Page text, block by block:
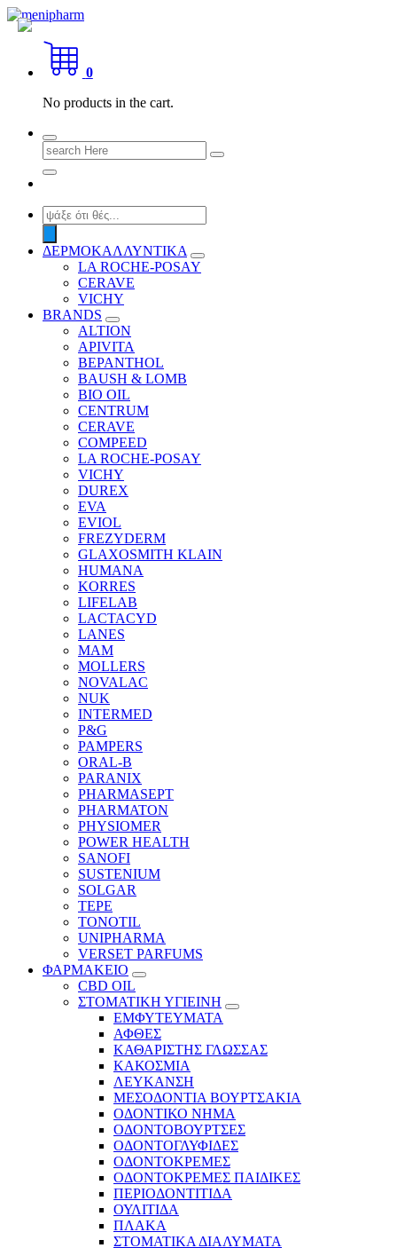
Skip
content
shop 2 easily
0
No products in the cart.
Search
for:
Products
search
ΔΕΡΜΟΚΑΛΛΥΝΤΙΚΑ
LA ROCHE-POSAY
CERAVE
VICHY
BRANDS
ALTION
APIVITA
BEPANTHOL
BAUSH & LOMB
BIO OIL
CENTRUM
CERAVE
COMPEED
LA ROCHE-POSAY
VICHY
DUREX
EVA
EVIOL
FREZYDERM
GLAXOSMITH KLAIN
HUMANA
KORRES
LIFELAB
LACTACYD
LANES
MAM
MOLLERS
NOVALAC
NUK
INTERMED
P&G
PAMPERS
ORAL-B
PARANIX
PHARMASEPT
PHARMATON
PHYSIOMER
POWER HEALTH
SANOFI
SUSTENIUM
SOLGAR
TEPE
TONOTIL
UNIPHARMA
VERSET PARFUMS
ΦΑΡΜΑΚΕΙΟ
CBD OIL
ΣΤΟΜΑΤΙΚΗ ΥΓΙΕΙΝΗ
ΕΜΦΥΤΕΥΜΑΤΑ
ΑΦΘΕΣ
ΚΑΘΑΡΙΣΤΗΣ ΓΛΩΣΣΑΣ
ΚΑΚΟΣΜΙΑ
ΛΕΥΚΑΝΣΗ
ΜΕΣΟΔΟΝΤΙΑ ΒΟΥΡΤΣΑΚΙΑ
ΟΔΟΝΤΙΚΟ ΝΗΜΑ
ΟΔΟΝΤΟΒΟΥΡΤΣΕΣ
ΟΔΟΝΤΟΓΛΥΦΙΔΕΣ
ΟΔΟΝΤΟΚΡΕΜΕΣ
ΟΔΟΝΤΟΚΡΕΜΕΣ ΠΑΙΔΙΚΕΣ
ΠΕΡΙΟΔΟΝΤΙΤΙΔΑ
ΟΥΛΙΤΙΔΑ
ΠΛΑΚΑ
ΣΤΟΜΑΤΙΚΑ ΔΙΑΛΥΜΑΤΑ